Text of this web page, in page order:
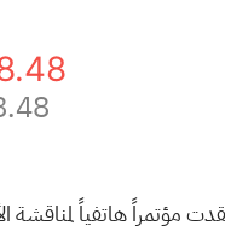
مؤتمراً هاتفياً لمناقشة